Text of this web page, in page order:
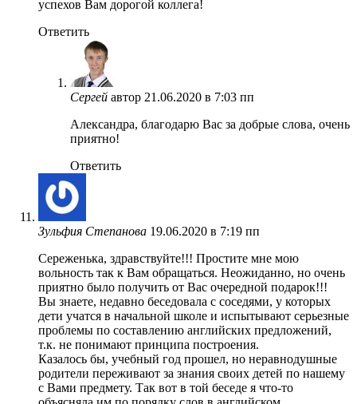
успехов Вам дорогой коллега!
Ответить
Сергей автор 21.06.2020 в 7:03 пп
Александра, благодарю Вас за добрые слова, очень
приятно!
Ответить
Зульфия Степанова 19.06.2020 в 7:19 пп
Сереженька, здравствуйте!!! Простите мне мою
вольность так к Вам обращаться. Неожиданно, но очень
приятно было получить от Вас очередной подарок!!!
Вы знаете, недавно беседовала с соседями, у которых
дети учатся в начальной школе и испытывают серьезные
проблемы по составлению английских предложений,
т.к. не понимают принципа построения.
Казалось бы, учебный год прошел, но неравнодушные
родители переживают за знания своих детей по нашему
с Вами предмету. Так вот в той беседе я что-то